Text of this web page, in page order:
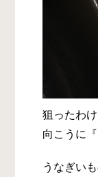
狙ったわ
向こうに
うなぎい